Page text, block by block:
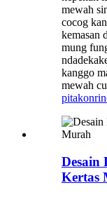
mewah
cocog
kemasan
mung
kanggo
mewah
pitakon
Desain
Kertas